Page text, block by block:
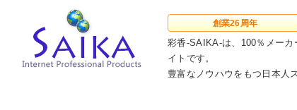
創業26周年
彩香-SAIKA-は、100％メー
イトです。
豊富なノウハウをもつ日本人